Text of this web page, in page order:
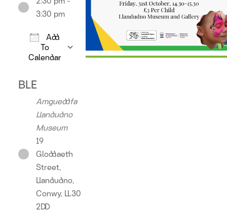
3:30 pm
Add
To
Calendar
BLE
Amgueddfa
Llandudno
Museum
19
Gloddaeth
Street,
Llandudno,
Conwy, LL30
2DD